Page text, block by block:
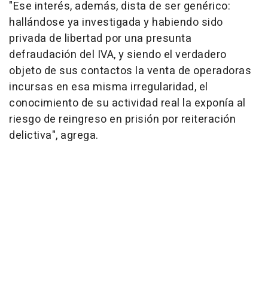
"Ese interés, además, dista de ser genérico:
hallándose ya investigada y habiendo sido
privada de libertad por una presunta
defraudación del IVA, y siendo el verdadero
objeto de sus contactos la venta de operadoras
incursas en esa misma irregularidad, el
conocimiento de su actividad real la exponía al
riesgo de reingreso en prisión por reiteración
delictiva", agrega.